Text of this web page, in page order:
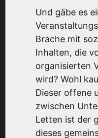
Und gäbe es
Brache mit
Inhalten, die
organisierten
wird? Wohl
Dieser offene
zwischen
Letten ist der
dieses